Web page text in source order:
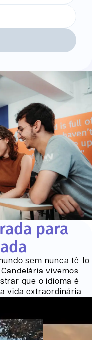
para
sem nunca tê-lo
Candelária vivemos
que o idioma é
vida extraordinária